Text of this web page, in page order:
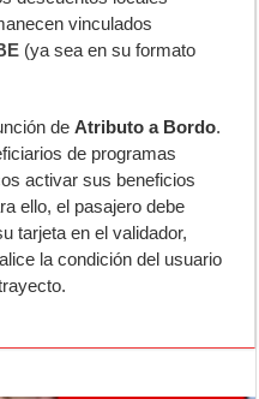
vinculados
(ya sea en su formato
deAtributo a Bordo.
de programas
activar sus beneficios
ello, el pasajero debe
tarjeta en el validador,
la condición del usuario